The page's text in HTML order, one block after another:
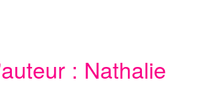
: Nathalie